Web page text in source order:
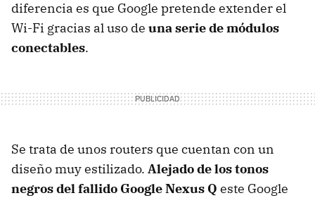
diferencia es que Google pretende extender el
Wi-Fi gracias al uso de una serie de módulos
conectables.
Se trata de unos routers que cuentan con un
diseño muy estilizado. Alejado de los tonos
negros del fallido Google Nexus Q este Google